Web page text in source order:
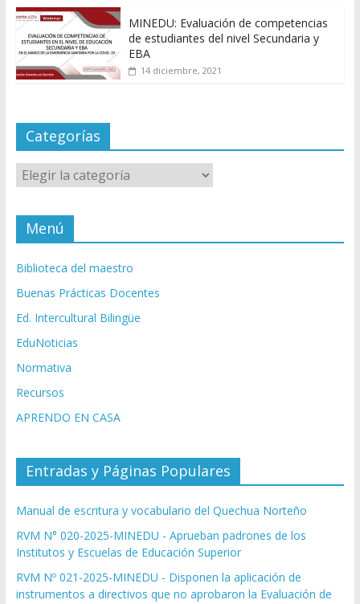
MINEDU: Evaluación de competencias
de estudiantes del nivel Secundaria y
EBA
14 diciembre, 2021
Categorías
Categorías
Menú
Biblioteca del maestro
Buenas Prácticas Docentes
Ed. Intercultural Bilingüe
EduNoticias
Normativa
Recursos
APRENDO EN CASA
Entradas y Páginas Populares
Manual de escritura y vocabulario del Quechua Norteño
RVM N° 020-2025-MINEDU - Aprueban padrones de los
Institutos y Escuelas de Educación Superior
RVM Nº 021-2025-MINEDU - Disponen la aplicación de
instrumentos a directivos que no aprobaron la Evaluación de